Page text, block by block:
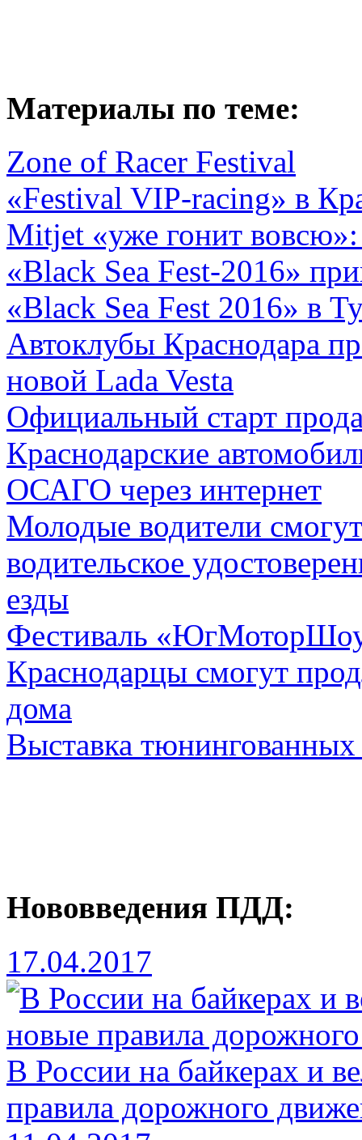
Материалы по теме:
Zone of Racer Festival
«Festival VIP-racing» в
Mitjet «уже гонит вовсю»:
«Black Sea Fest-2016»
«Black Sea Fest 2016» в
Автоклубы Краснодара
новой Lada Vesta
Официальный старт
Краснодарские
ОСАГО через интернет
Молодые водители
водительское
езды
Фестиваль
Краснодарцы смогут
дома
Выставка тюнингованных
Нововведения ПДД:
17.04.2017
В России на байкерах и
правила дорожного